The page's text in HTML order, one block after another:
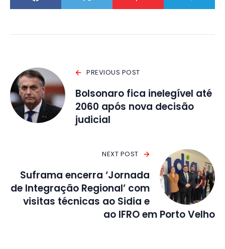
PREVIOUS POST
Bolsonaro fica inelegível até
2060 após nova decisão
judicial
NEXT POST
Suframa encerra ‘Jornada
de Integração Regional’ com
visitas técnicas ao Sidia e
ao IFRO em Porto Velho